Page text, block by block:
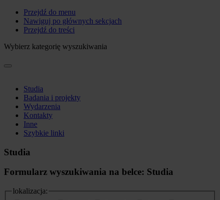
Przejdź do menu
Nawiguj po głównych sekcjach
Przejdź do treści
Wybierz kategorię wyszukiwania
Studia
Badania i projekty
Wydarzenia
Kontakty
Inne
Szybkie linki
Studia
Formularz wyszukiwania na belce: Studia
lokalizacja: